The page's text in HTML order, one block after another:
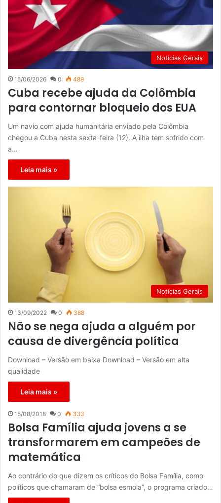
Notícias Gerais
15/06/2026 0 489
Cuba recebe ajuda da Colômbia
para contornar bloqueio dos EUA
Um navio com ajuda humanitária enviado pela Colômbia
chegou a Cuba nesta sexta-feira (12). A ilha tem sofrido com
a…
Leia mais »
Notícias Gerais
13/09/2022 0 388
Não se nega ajuda a alguém por
causa de divergência política
Download – Versão em baixa Download – Versão em alta
qualidade
Leia mais »
15/08/2018 0 333
Bolsa Família ajuda jovens a se
transformarem em campeões de
matemática
Ao contrário do que dizem os críticos do Bolsa Família, como
políticos que chamaram de “bolsa esmola”, o programa criado…